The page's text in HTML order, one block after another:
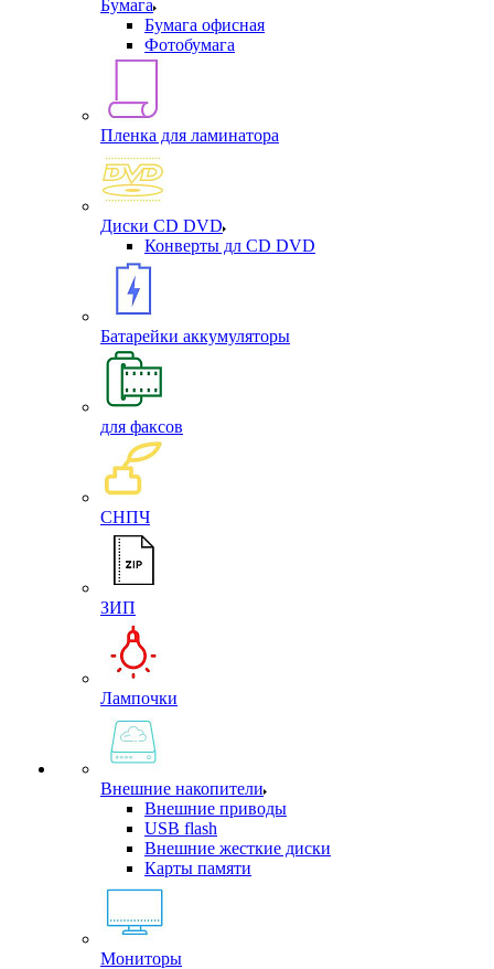
Бумага
Бумага офисная
Фотобумага
Пленка для ламинатора
Диски CD DVD
Конверты дл CD DVD
Батарейки аккумуляторы
для факсов
СНПЧ
ЗИП
Лампочки
Внешние накопители
Внешние приводы
USB flash
Внешние жесткие диски
Карты памяти
Мониторы